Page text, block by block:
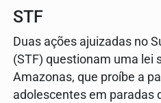
STF
Duas ações ajuizadas no
(STF) questionam uma lei
Amazonas, que proíbe a
adolescentes em paradas